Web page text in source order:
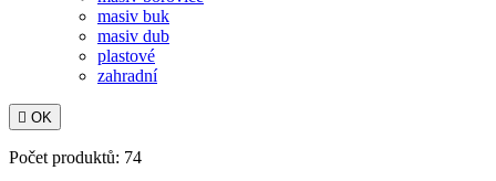
masiv buk
masiv dub
plastové
zahradní
 OK
Počet produktů: 74